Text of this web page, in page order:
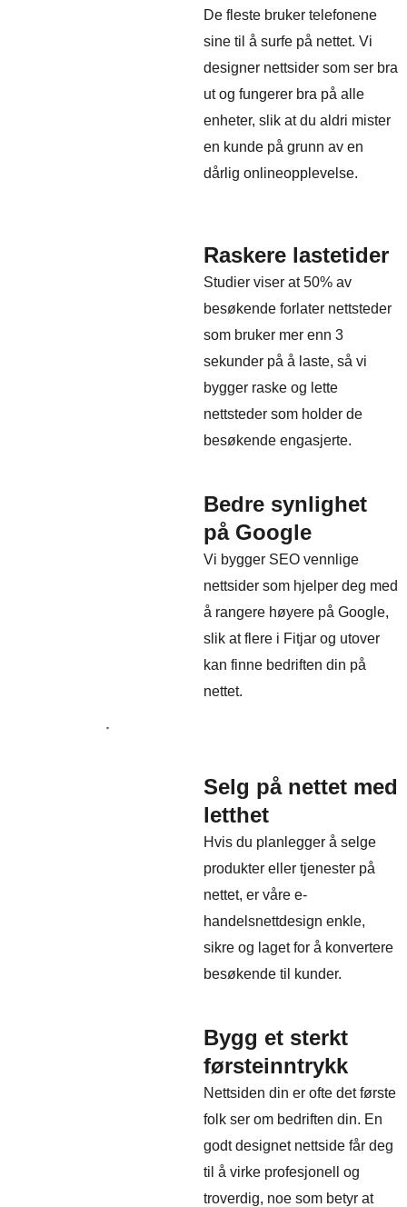
De fleste bruker telefonene
sine til å surfe på nettet. Vi
designer nettsider som ser bra
ut og fungerer bra på alle
enheter, slik at du aldri mister
en kunde på grunn av en
dårlig onlineopplevelse.
Raskere lastetider
Studier viser at 50% av
besøkende forlater nettsteder
som bruker mer enn 3
sekunder på å laste, så vi
bygger raske og lette
nettsteder som holder de
besøkende engasjerte.
Bedre synlighet
på Google
Vi bygger SEO vennlige
nettsider som hjelper deg med
å rangere høyere på Google,
slik at flere i Fitjar og utover
kan finne bedriften din på
nettet.
Selg på nettet med
letthet
Hvis du planlegger å selge
produkter eller tjenester på
nettet, er våre e-
handelsnettdesign enkle,
sikre og laget for å konvertere
besøkende til kunder.
Bygg et sterkt
førsteinntrykk
Nettsiden din er ofte det første
folk ser om bedriften din. En
godt designet nettside får deg
til å virke profesjonell og
troverdig, noe som betyr at